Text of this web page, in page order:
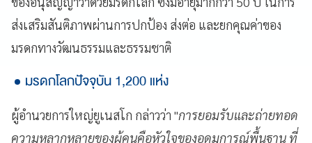
ส่งเสริมสันติภาพผ่านการปกป้อง ส่งต่อ และยกคุณค่าของ
มรดกทางวัฒนธรรมและธรรมชาติ
มรดกโลกปัจจุบัน 1,200 แห่ง
ผู้อำนวยการใหญ่ยูเนสโก กล่าวว่า "การยอมรับและถ่ายทอด
ความหลากหลายของผู้คนคือหัวใจของอุดมการณ์พื้นฐาน ที่